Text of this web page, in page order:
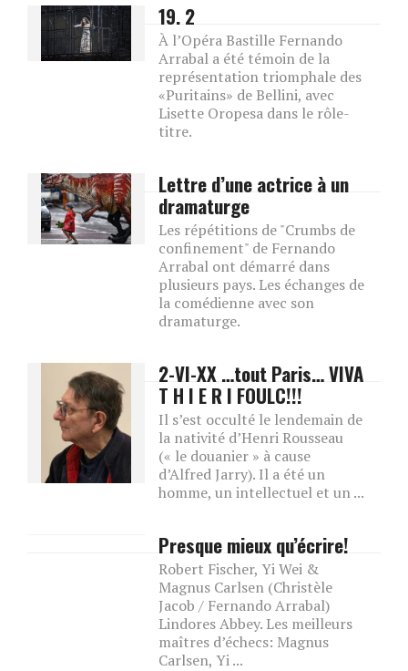
19. 2
À l’Opéra Bastille Fernando
Arrabal a été témoin de la
représentation triomphale des
«Puritains» de Bellini, avec
Lisette Oropesa dans le rôle-
titre.
Lettre d’une actrice à un
dramaturge
Les répétitions de "Crumbs de
confinement" de Fernando
Arrabal ont démarré dans
plusieurs pays. Les échanges de
la comédienne avec son
dramaturge.
2-VI-XX …tout Paris… VIVA
T H I E R I FOULC!!!
Il s’est occulté le lendemain de
la nativité d’Henri Rousseau
(« le douanier » à cause
d’Alfred Jarry). Il a été un
homme, un intellectuel et un ...
Presque mieux qu’écrire!
Robert Fischer, Yi Wei &
Magnus Carlsen (Christèle
Jacob / Fernando Arrabal)
Lindores Abbey. Les meilleurs
maîtres d’échecs: Magnus
Carlsen, Yi ...